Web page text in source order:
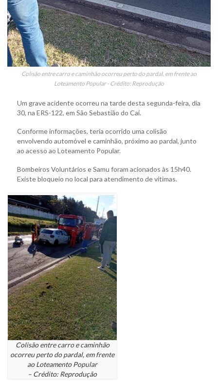
Colisão entre carro e caminhão ocorreu perto do pardal, em frente ao
Loteamento Popular - Crédito: Reprodução
Um grave acidente ocorreu na tarde desta segunda-feira, dia
30, na ERS-122, em São Sebastião do Caí.
Conforme informações, teria ocorrido uma colisão
envolvendo automóvel e caminhão, próximo ao pardal, junto
ao acesso ao Loteamento Popular.
Bombeiros Voluntários e Samu foram acionados às 15h40.
Existe bloqueio no local para atendimento de vítimas.
Colisão entre carro e caminhão
ocorreu perto do pardal, em frente
ao Loteamento Popular
– Crédito: Reprodução